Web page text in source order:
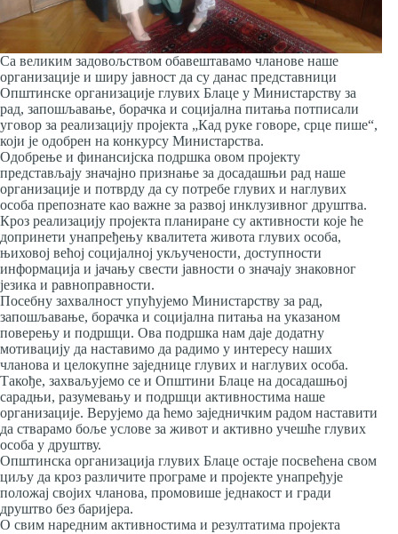
Са великим задовољством обавештавамо чланове наше
организације и ширу јавност да су данас представници
Општинске организације глувих Блаце у Министарству за
рад, запошљавање, борачка и социјална питања потписали
уговор за реализацију пројекта „Кад руке говоре, срце пише“,
који је одобрен на конкурсу Министарства.
Одобрење и финансијска подршка овом пројекту
представљају значајно признање за досадашњи рад наше
организације и потврду да су потребе глувих и наглувих
особа препознате као важне за развој инклузивног друштва.
Кроз реализацију пројекта планиране су активности које ће
допринети унапређењу квалитета живота глувих особа,
њиховој већој социјалној укључености, доступности
информација и јачању свести јавности о значају знаковног
језика и равноправности.
Посебну захвалност упућујемо Министарству за рад,
запошљавање, борачка и социјална питања на указаном
поверењу и подршци. Ова подршка нам даје додатну
мотивацију да наставимо да радимо у интересу наших
чланова и целокупне заједнице глувих и наглувих особа.
Такође, захваљујемо се и Општини Блаце на досадашњој
сарадњи, разумевању и подршци активностима наше
организације. Верујемо да ћемо заједничким радом наставити
да стварамо боље услове за живот и активно учешће глувих
особа у друштву.
Општинска организација глувих Блаце остаје посвећена свом
циљу да кроз различите програме и пројекте унапређује
положај својих чланова, промовише једнакост и гради
друштво без баријера.
О свим наредним активностима и резултатима пројекта